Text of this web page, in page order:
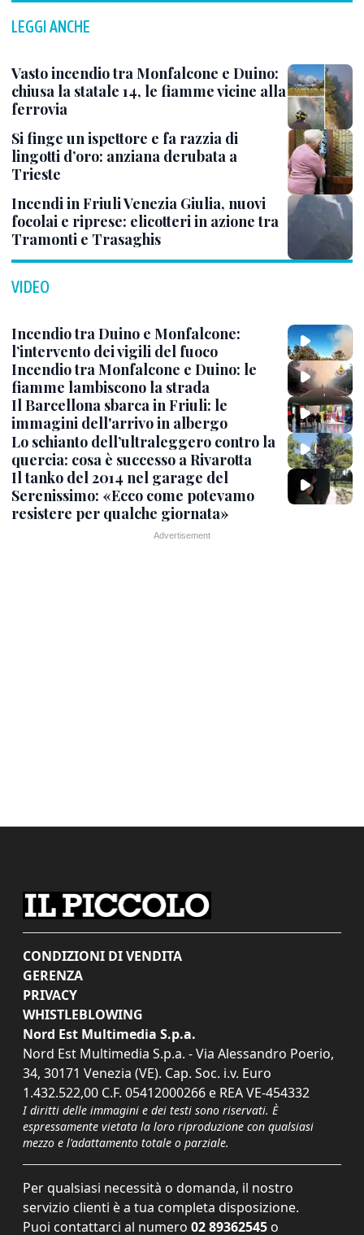
LEGGI ANCHE
Vasto incendio tra Monfalcone e Duino:
chiusa la statale 14, le fiamme vicine alla
ferrovia
Si finge un ispettore e fa razzia di
lingotti d’oro: anziana derubata a
Trieste
Incendi in Friuli Venezia Giulia, nuovi
focolai e riprese: elicotteri in azione tra
Tramonti e Trasaghis
VIDEO
Incendio tra Duino e Monfalcone:
l’intervento dei vigili del fuoco
Incendio tra Monfalcone e Duino: le
fiamme lambiscono la strada
Il Barcellona sbarca in Friuli: le
immagini dell'arrivo in albergo
Lo schianto dell’ultraleggero contro la
quercia: cosa è successo a Rivarotta
Il tanko del 2014 nel garage del
Serenissimo: «Ecco come potevamo
resistere per qualche giornata»
CONDIZIONI DI VENDITA
GERENZA
PRIVACY
WHISTLEBLOWING
Nord Est Multimedia S.p.a.
Nord Est Multimedia S.p.a. - Via Alessandro Poerio,
34, 30171 Venezia (VE). Cap. Soc. i.v. Euro
1.432.522,00 C.F. 05412000266 e REA VE-454332
I diritti delle immagini e dei testi sono riservati. È
espressamente vietata la loro riproduzione con qualsiasi
mezzo e l'adattamento totale o parziale.
Per qualsiasi necessità o domanda, il nostro
servizio clienti è a tua completa disposizione.
Puoi contattarci al numero 02 89362545 o